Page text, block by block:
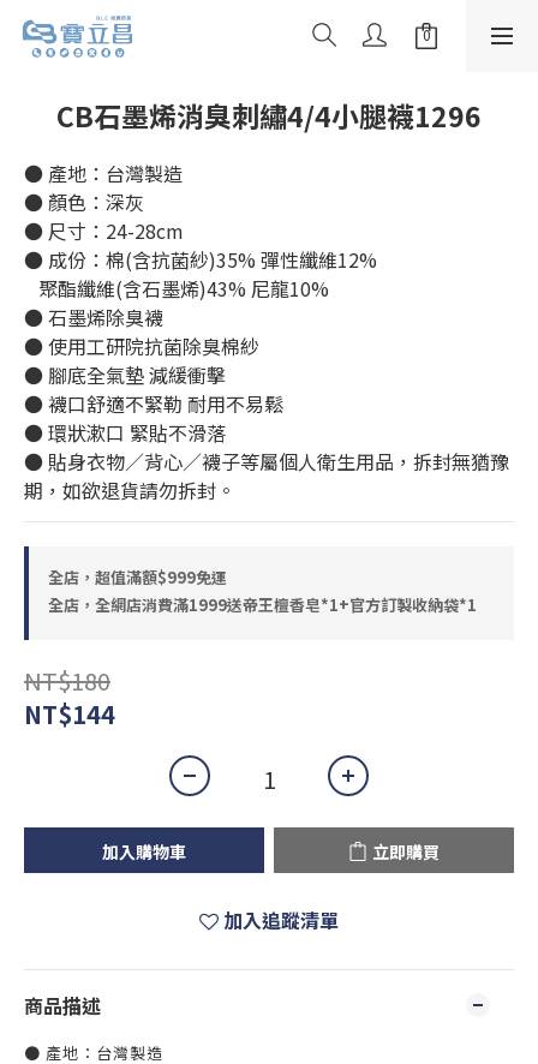
CB石墨烯消臭刺繡4/4小腿襪1296
● 產地：台灣製造
● 顏色：深灰
● 尺寸：24-28cm
● 成份：棉(含抗菌紗)35% 彈性纖維12%
   聚酯纖維(含石墨烯)43% 尼龍10%
● 石墨烯除臭襪
● 使用工研院抗菌除臭棉紗
● 腳底全氣墊 減緩衝擊
● 襪口舒適不緊勒 耐用不易鬆
● 環狀漱口 緊貼不滑落
● 貼身衣物／背心／襪子等屬個人衛生用品，拆封無猶豫
期，如欲退貨請勿拆封。
全店，超值滿額$999免運
全店，全網店消費滿1999送帝王檀香皂*1+官方訂製收納袋*1
NT$180
NT$144
加入購物車 立即購買
加入追蹤清單
商品描述
● 產地：台灣製造